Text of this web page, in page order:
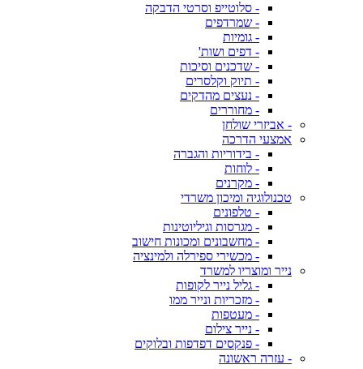
- סלוטייפ וסרטי הדבקה
- שמרדפים
- גומיות
- דפים ושות'
- שדכנים וסיכות
- תיוק וקלסרים
- נעצים מהדקים
- מחוררים
- אביזרי שולחן
אמצעי הדרכה
- בידוריות והגברה
- לוחות
- מקרנים
טכנולוגיה ומיכון משרדי
- טלפונים
- מגרסות וגיליוטינות
- מחשבונים ומכונות חישוב
- מכשירי ספירלה ולמינציה
נייר ומוצריו למשרד
- גליל נייר לקופות
- מזכריות ונייר ממו
- מעטפות
- נייר צילום
- פנקסים דפדפות ובלוקים
- עזרה ראשונה